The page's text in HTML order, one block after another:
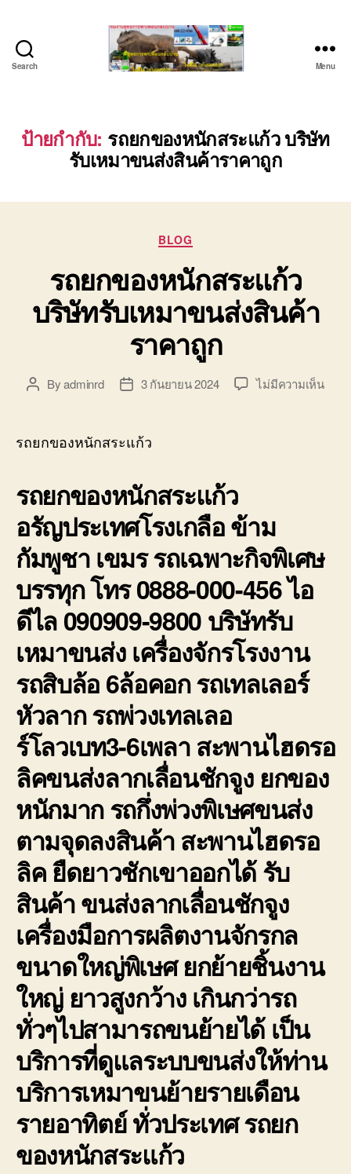
Search
เครื่องจักร
ระยอง
ชลบุรี
เซียน
จำกัด)
บริการ
รถยก
รถ
รับจ้าง
ใน
เขต
บ่อ
ติดต่อ
Menu
ป้ายกำกับ: รถยกของหนักสระแก้ว บริษัท
รับเหมาขนส่งสินค้าราคาถูก
Categories
BLOG
รถยกของหนักสระแก้ว
บริษัทรับเหมาขนส่งสินค้า
ราคาถูก
PostByadminrd
Post3 กันยายน 2024 ไม่มีความเห็นบน
สินค้า
ราคา
รถยกของหนักสระแก้ว
รถยกของหนักสระแก้ว
อรัญประเทศโรงเกลือ ข้าม
กัมพูชา เขมร รถเฉพาะกิจพิเศษ
บรรทุก โทร 0888-000-456 ไอ
ดีไล 090909-9800 บริษัทรับ
เหมาขนส่ง เครื่องจักรโรงงาน
รถสิบล้อ 6ล้อคอก รถเทลเลอร์
หัวลาก รถพ่วงเทลเลอ
ร์โลวเบท3-6เพลา สะพานไฮดรอ
ลิคขนส่งลากเลื่อนชักจูง ยกของ
หนักมาก รถกึ่งพ่วงพิเษศขนส่ง
ตามจุดลงสินค้า สะพานไฮดรอ
ลิค ยืดยาวชักเขาออกได้ รับ
สินค้า ขนส่งลากเลื่อนชักจูง
เครื่องมือการผลิตงานจักรกล
ขนาดใหญ่พิเษศ ยกย้ายชิ้นงาน
ใหญ่ ยาวสูงกว้าง เกินกว่ารถ
ทั่วๆไปสามารถขนย้ายได้ เป็น
บริการที่ดูแลระบบขนส่งให้ท่าน
บริการเหมาขนย้ายรายเดือน
รายอาทิตย์ ทั่วประเทศ รถยก
ของหนักสระแก้ว